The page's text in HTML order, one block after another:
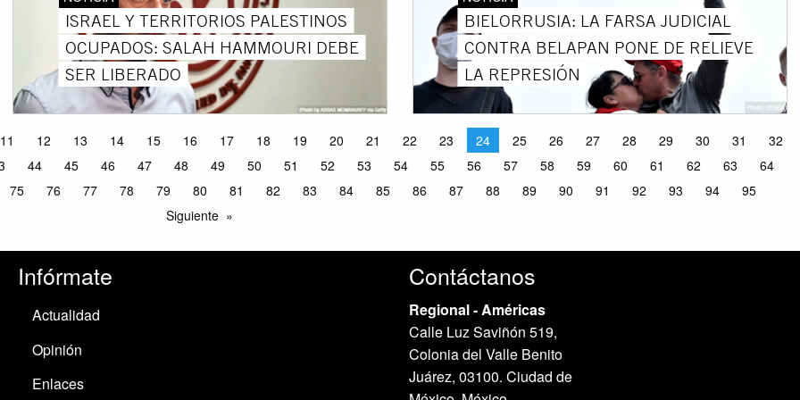
ISRAEL Y TERRITORIOS PALESTINOS
OCUPADOS: SALAH HAMMOURI DEBE
SER LIBERADO
BIELORRUSIA: LA FARSA JUDICIAL
CONTRA BELAPAN PONE DE RELIEVE
LA REPRESIÓN
11 12 13 14 15 16 17 18 19 20 21 22 23 24 25 26 27 28 29 30 31
32
44 45 46 47 48 49 50 51 52 53 54 55 56 57 58 59 60 61 62 63
64
75 76 77 78 79 80 81 82 83 84 85 86 87 88 89 90 91 92 93 94
95
Siguiente
Infórmate
Actualidad
Opinión
Enlaces
Contáctanos
Regional - Américas
Calle Luz Saviñón 519,
Colonia del Valle Benito
Juárez, 03100. Ciudad de